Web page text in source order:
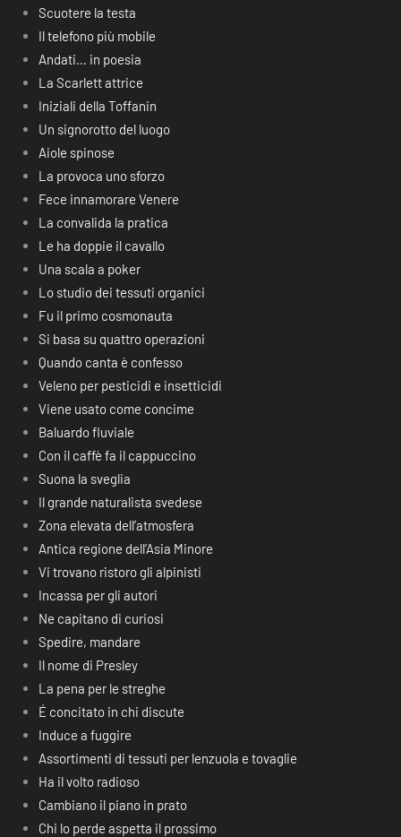
Scuotere la testa
Il telefono più mobile
Andati… in poesia
La Scarlett attrice
Iniziali della Toffanin
Un signorotto del luogo
Aiole spinose
La provoca uno sforzo
Fece innamorare Venere
La convalida la pratica
Le ha doppie il cavallo
Una scala a poker
Lo studio dei tessuti organici
Fu il primo cosmonauta
Si basa su quattro operazioni
Quando canta è confesso
Veleno per pesticidi e insetticidi
Viene usato come concime
Baluardo fluviale
Con il caffè fa il cappuccino
Suona la sveglia
Il grande naturalista svedese
Zona elevata dell’atmosfera
Antica regione dell’Asia Minore
Vi trovano ristoro gli alpinisti
Incassa per gli autori
Ne capitano di curiosi
Spedire, mandare
Il nome di Presley
La pena per le streghe
É concitato in chi discute
Induce a fuggire
Assortimenti di tessuti per lenzuola e tovaglie
Ha il volto radioso
Cambiano il piano in prato
Chi lo perde aspetta il prossimo